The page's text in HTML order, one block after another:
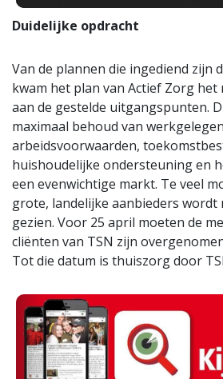
Duidelijke opdracht
Van de plannen die ingediend zijn
kwam het plan van Actief Zorg
aan de gestelde uitgangspunten.
maximaal behoud van
arbeidsvoorwaarden,
huishoudelijke ondersteuning en
een evenwichtige markt. Te veel
grote, landelijke aanbieders wordt
gezien. Voor 25 april moeten de
cliënten van TSN zijn
Tot die datum is thuiszorg door